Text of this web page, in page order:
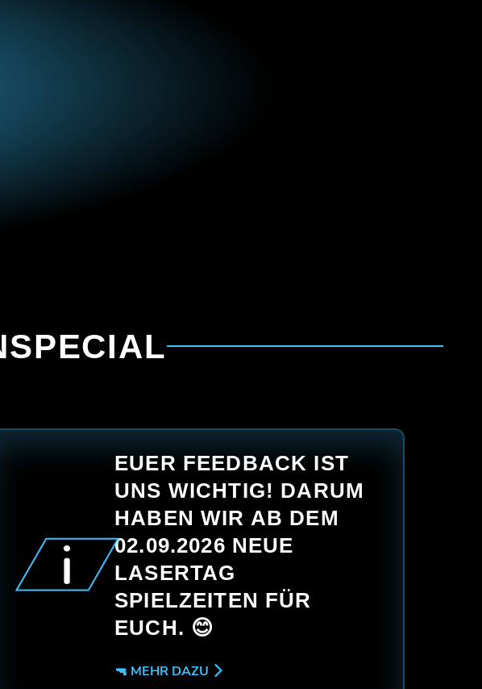
EUER FEEDBACK IST
UNS WICHTIG! DARUM
HABEN WIR AB DEM
02.09.2026 NEUE
LASERTAG
SPIELZEITEN FÜR
EUCH. 😊
🔫 MEHR DAZU